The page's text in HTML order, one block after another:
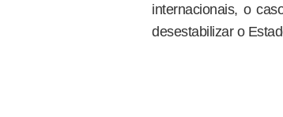
internacionais, o
desestabilizar o